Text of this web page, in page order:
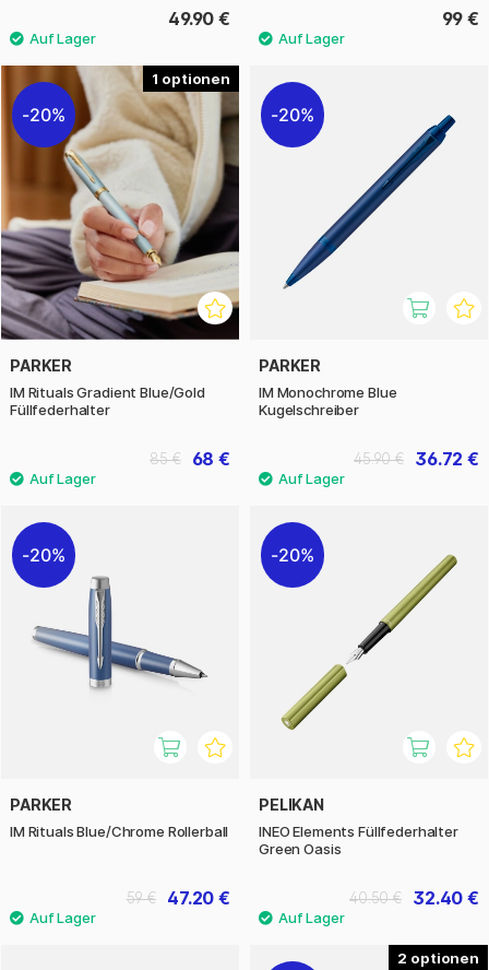
49.90 € 99 €
1
20%
PARKER
IM Rituals Gradient Blue/Gold
Füllfederhalter
68 €
85 €
20%
PARKER
IM Monochrome Blue
Kugelschreiber
36.72 €
45.90 €
20%
PARKER
IM Rituals Blue/Chrome Rollerball
47.20 €
59 €
20%
PELIKAN
INEO Elements Füllfederhalter
Green Oasis
32.40 €
40.50 €
2